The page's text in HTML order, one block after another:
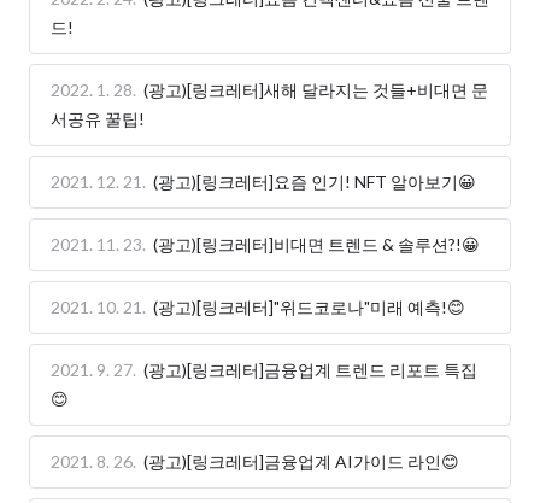
드!
2022. 1. 28. (광고)[링크레터]새해 달라지는 것들+비대면 문
서공유 꿀팁!
2021. 12. 21. (광고)[링크레터]요즘 인기! NFT 알아보기😀
2021. 11. 23. (광고)[링크레터]비대면 트렌드 & 솔루션?!😀
2021. 10. 21. (광고)[링크레터]"위드코로나"미래 예측!😊
2021. 9. 27. (광고)[링크레터]금융업계 트렌드 리포트 특집
😊
2021. 8. 26. (광고)[링크레터]금융업계 AI가이드 라인😊